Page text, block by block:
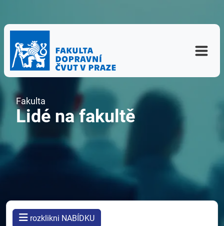
Fakulta
Lidé na fakultě
rozklikni NABÍDKU